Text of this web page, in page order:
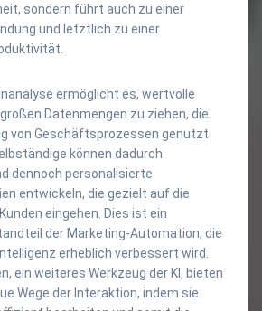
sondern führt auch zu einer
und letztlich zu einer
ermöglicht es, wertvolle
Datenmengen zu ziehen, die
von Geschäftsprozessen genutzt
können dadurch
dennoch personalisierte
entwickeln, die gezielt auf die
eingehen. Dies ist ein
der Marketing-Automation, die
erheblich verbessert wird.
ein weiteres Werkzeug der KI, bieten
Wege der Interaktion, indem sie